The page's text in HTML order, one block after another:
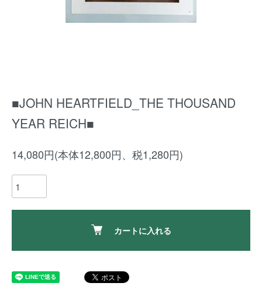
■JOHN HEARTFIELD_THE THOUSAND
YEAR REICH■
14,080円(本体12,800円、税1,280円)
カートに入れる